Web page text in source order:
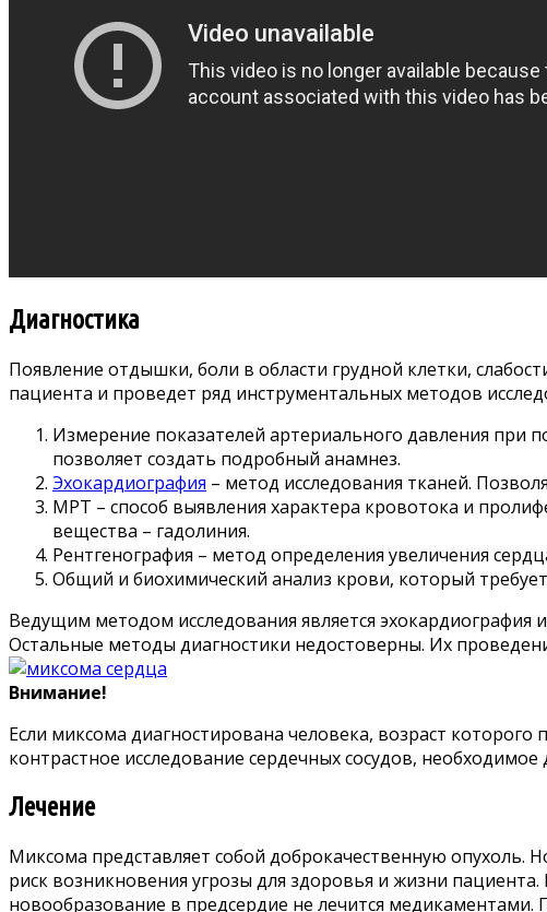
Диагностика
Появление отдышки, боли в области грудной клетки,
пациента и проведет ряд инструментальных методов
Измерение показателей артериального давления при
позволяет создать подробный анамнез.
Эхокардиография – метод исследования тканей.
МРТ – способ выявления характера кровотока и
вещества – гадолиния.
Рентгенография – метод определения увеличения
Общий и биохимический анализ крови, который
Ведущим методом исследования является
Остальные методы диагностики недостоверны. Их
Внимание!
Если миксома диагностирована человека, возраст
контрастное исследование сердечных сосудов,
Лечение
Миксома представляет собой доброкачественную опухоль.
риск возникновения угрозы для здоровья и жизни
новообразование в предсердие не лечится медикаментами.